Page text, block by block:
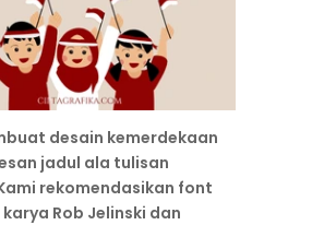
desain kemerdekaan
jadul ala tulisan
rekomendasikan font
karya Rob Jelinski dan